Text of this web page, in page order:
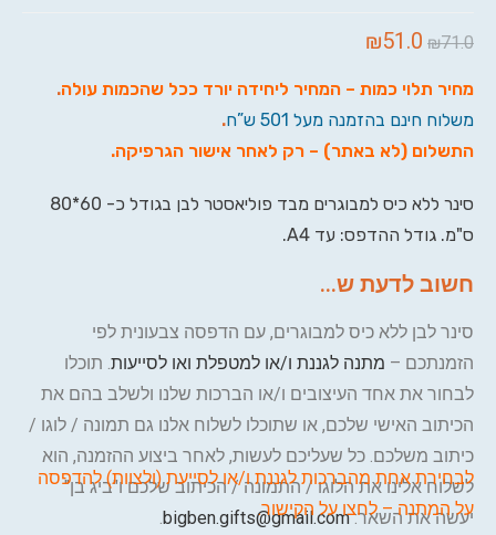
₪71.0
₪51.0
מחיר תלוי כמות – המחיר ליחידה יורד ככל שהכמות עולה.
משלוח חינם בהזמנה מעל 501 ש”ח
.
התשלום (לא באתר) – רק לאחר אישור הגרפיקה.
סינר ללא כיס למבוגרים מבד פוליאסטר לבן בגודל כ- 60*80
ס"מ. גודל ההדפס: עד A4.
חשוב לדעת ש...
סינר לבן ללא כיס למבוגרים, עם הדפסה צבעונית לפי
הזמנתכם – מתנה לגננת ו/או למטפלת ואו לסייעות. תוכלו
לבחור את אחד העיצובים ו/או הברכות שלנו ולשלב בהם את
הכיתוב האישי שלכם, או שתוכלו לשלוח אלנו גם תמונה / לוגו /
כיתוב משלכם. כל שעליכם לעשות, לאחר ביצוע ההזמנה, הוא
לשלוח אלינו את הלוגו / התמונה / הכיתוב שלכם ו"ביג בן"
יעשה את השאר:bigben.gifts@gmail.com
.
לבחירת אחת מהברכות לגננת ו/או לסייעת (ולצוות) להדפסה
על המתנה – לחצו על הקישור.